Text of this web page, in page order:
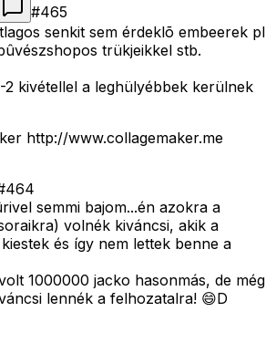
#465
senkit sem érdeklõ embeerek pl
trükjeikkel stb.
2 kivétellel a leghülyébbek kerülnek
http://www.collagemaker.me
464
semmi bajom...én azokra a
volnék kiváncsi, akik a
és így nem lettek benne a
1000000 jacko hasonmás, de még
lennék a felhozatalra! 😄D